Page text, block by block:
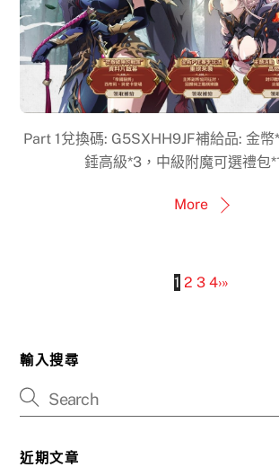
Part 1兌換碼: G5SXHH9JF補給品: 金
錘高級*3，中級附魔可選禮包
More
1 2 3 4›»
輸入搜尋
近期文章